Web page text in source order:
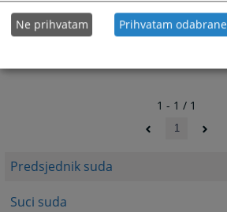
Predsjednik suda
Suci suda
1 - 1 / 1
1
Ne prihvatam Prihvatam odabrane